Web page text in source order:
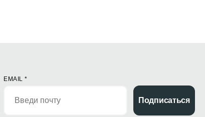
EMAIL*
Подписаться